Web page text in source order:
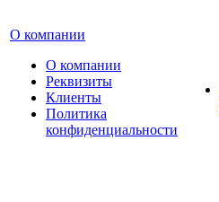
О компании
О компании
Реквизиты
Клиенты
Политика
конфиденциальности